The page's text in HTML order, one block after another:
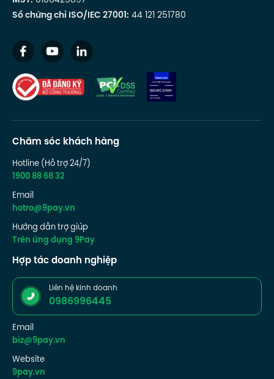
Số chứng chỉ ISO/IEC 27001: 44 121 251780
Chăm sóc khách hàng
Hotline (Hỗ trợ 24/7)
1900 88 68 32
Email
hotro@9pay.vn
Hướng dẫn trợ giúp
Trên ứng dụng 9Pay
Hợp tác doanh nghiệp
Liên hệ kinh doanh
0986996445
Email
biz@9pay.vn
Website
9pay.vn